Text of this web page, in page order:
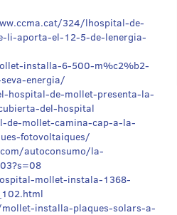
324/lhospital-de-
li-aporta-el-12-5-de-lenergia-
installa-6-500-m%c2%b2-
energia/
hospital-de-mollet-presenta-la-
del-hospital
mollet-camina-cap-a-la-
fotovoltaiques/
autoconsumo/la-
mollet-instala-1368-
installa-plaques-solars-a-